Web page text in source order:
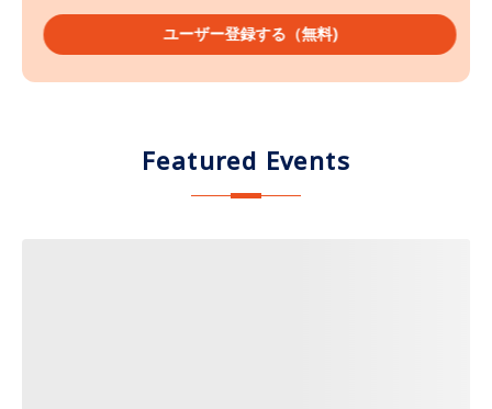
ユーザー登録する（無料)
Featured Events